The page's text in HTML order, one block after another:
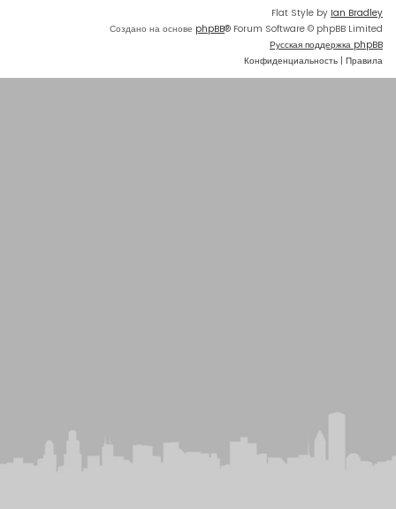
Flat Style by Ian Bradley
Создано на основе phpBB® Forum Software © phpBB Limited
Русская поддержка phpBB
Конфиденциальность | Правила